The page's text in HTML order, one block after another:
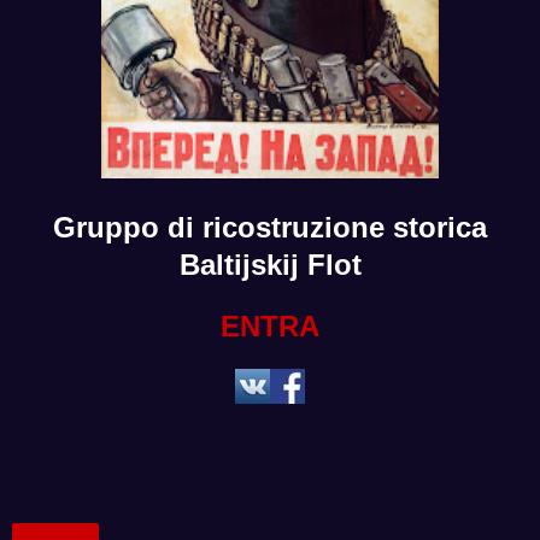
Gruppo di ricostruzione storica
Baltijskij Flot
ENTRA